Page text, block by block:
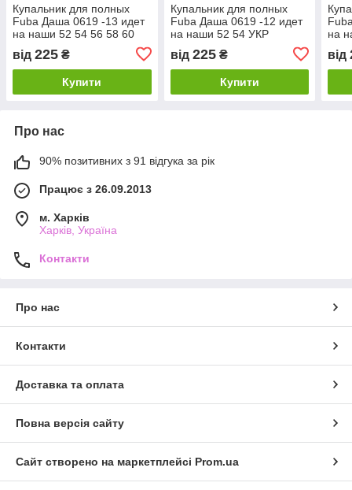
Купальник для полных
Fuba Даша 0619 -13 идет
на наши 52 54 56 58 60
від 225 ₴
Купити
Купальник для полных
Fuba Даша 0619 -12 идет
на наши 52 54 УКР
від 225₴
Купити
на
від
Про нас
90% позитивних з 91 відгука за рік
Працює з 26.09.2013
м. Харків
Харків, Україна
Контакти
Про нас
Контакти
Доставка та оплата
Повна версія сайту
Сайт створено на маркетплейсі Prom.ua